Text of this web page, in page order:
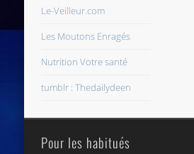
Le-Veilleur.com
Les Moutons Enragés
Nutrition Votre santé
tumblr : Thedailydeen
Pour les habitués